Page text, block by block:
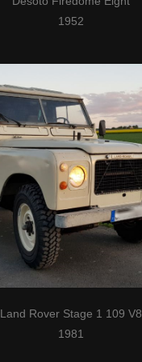
1952
Land Rover Stage 1 109 V8
1981